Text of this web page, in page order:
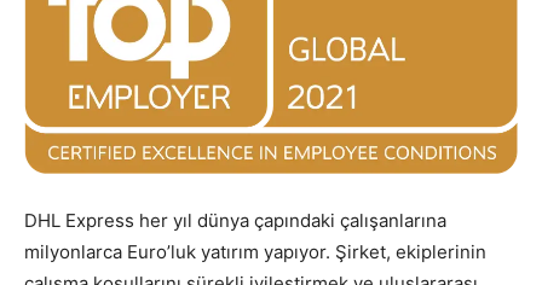
DHL Express her yıl dünya çapındaki çalışanlarına
milyonlarca Euro’luk yatırım yapıyor. Şirket, ekiplerinin